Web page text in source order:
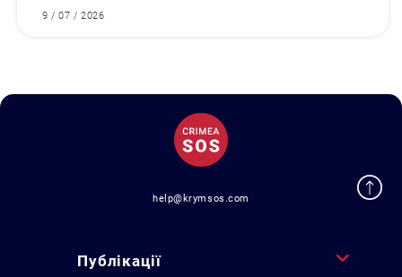
9 / 07 / 2026
help@krymsos.com
Публікації